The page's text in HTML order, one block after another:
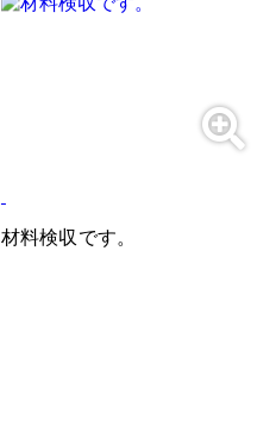
材料検収です。